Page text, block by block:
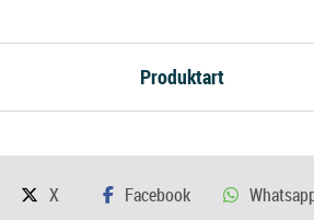
Produktart